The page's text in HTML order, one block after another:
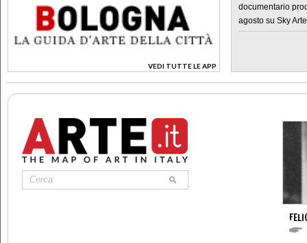
VEDI TUTTE LE APP
>
documentario
agosto su Sky Arte